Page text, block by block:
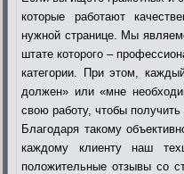
которые работают
нужной странице. Мы
штате которого –
категории. При этом,
должен» или «мне
свою работу, чтобы получить
Благодаря такому
каждому клиенту наш
положительные отзывы со